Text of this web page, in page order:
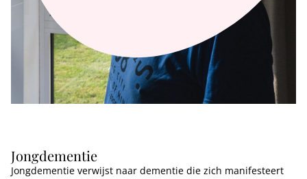
Jongdementie
Jongdementie verwijst naar dementie die zich manifesteert